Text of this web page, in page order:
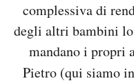
complessiva di
degli altri bambini
mandano i propri
Pietro (qui siamo